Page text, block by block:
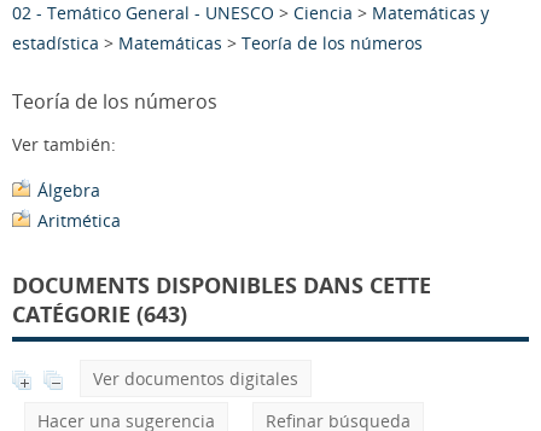
02 - Temático General - UNESCO > Ciencia > Matemáticas y
estadística > Matemáticas > Teoría de los números
Teoría de los números
Ver también:
Álgebra
Aritmética
DOCUMENTS DISPONIBLES DANS CETTE
CATÉGORIE (643)
Ver documentos digitales
Hacer una sugerencia
Refinar búsqueda